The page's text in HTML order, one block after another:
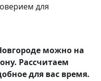
для
можно на
Рассчитаем
для вас время.